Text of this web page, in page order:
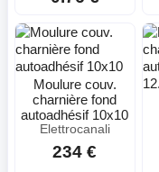
Moulure couv.
charnière fond
autoadhésif 10x10
Elettrocanali
234 €